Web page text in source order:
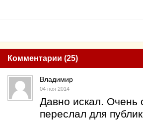
Комментарии (25)
Владимир
04 ноя 2014
Давно искал. Очень
переслал для